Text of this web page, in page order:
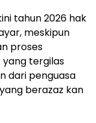
tahun 2026 hak
meskipun
proses
tergilas
dari penguasa
berazaz kan